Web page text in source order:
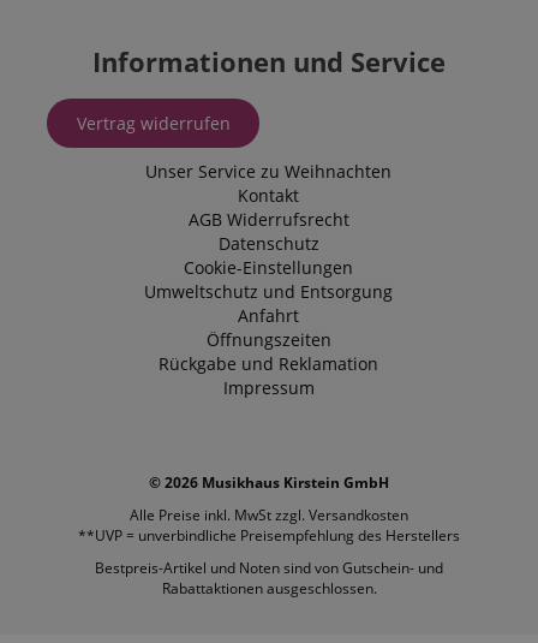
Informationen und Service
Vertrag widerrufen
Unser Service zu Weihnachten
Kontakt
AGB Widerrufsrecht
Datenschutz
Cookie-Einstellungen
Umweltschutz und Entsorgung
Anfahrt
Öffnungszeiten
Rückgabe und Reklamation
Impressum
© 2026 Musikhaus Kirstein GmbH
Alle Preise inkl. MwSt zzgl. Versandkosten
**UVP = unverbindliche Preisempfehlung des Herstellers
Bestpreis-Artikel und Noten sind von Gutschein- und
Rabattaktionen ausgeschlossen.